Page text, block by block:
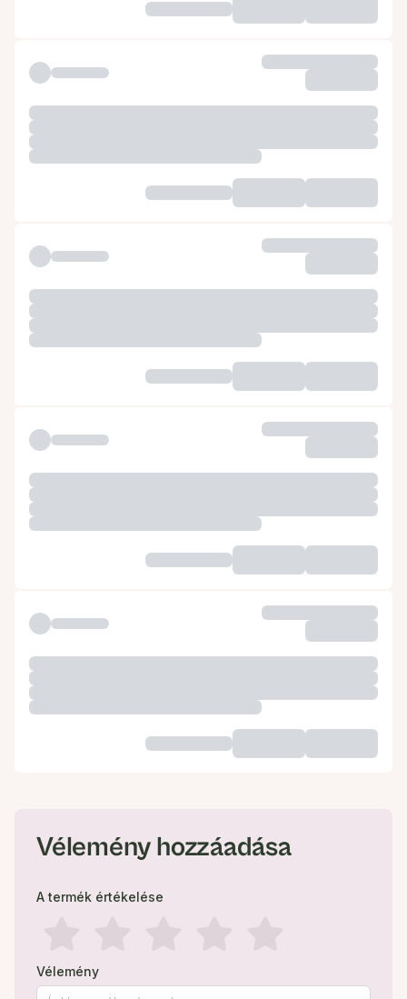
Vélemény hozzáadása
A termék értékelése
Vélemény